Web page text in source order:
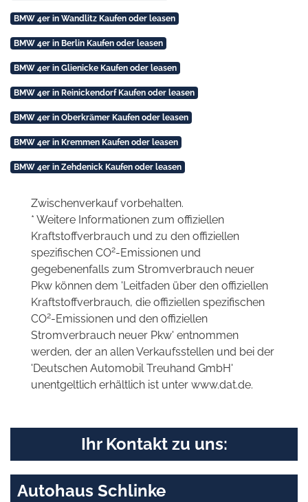
BMW 4er in Wandlitz Kaufen oder leasen
BMW 4er in Berlin Kaufen oder leasen
BMW 4er in Glienicke Kaufen oder leasen
BMW 4er in Reinickendorf Kaufen oder leasen
BMW 4er in Oberkrämer Kaufen oder leasen
BMW 4er in Kremmen Kaufen oder leasen
BMW 4er in Zehdenick Kaufen oder leasen
Zwischenverkauf vorbehalten.
* Weitere Informationen zum offiziellen
Kraftstoffverbrauch und zu den offiziellen
spezifischen CO2-Emissionen und
gegebenenfalls zum Stromverbrauch neuer
Pkw können dem 'Leitfaden über den offiziellen
Kraftstoffverbrauch, die offiziellen spezifischen
CO2-Emissionen und den offiziellen
Stromverbrauch neuer Pkw' entnommen
werden, der an allen Verkaufsstellen und bei der
'Deutschen Automobil Treuhand GmbH'
unentgeltlich erhältlich ist unter www.dat.de.
Ihr Kontakt zu uns:
Autohaus Schlinke